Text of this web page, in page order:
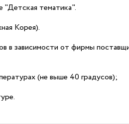
"Детская тематика".
Корея).
в зависимости от фирмы
(не выше 40 градусов);